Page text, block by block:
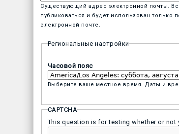
Существующий адрес электронной почты.
публиковаться и будет использован
электронной почте.
Региональные настройки
Часовой пояс
Выберите ваше местное время. Даты и
CAPTCHA
This question is for testing whether or not